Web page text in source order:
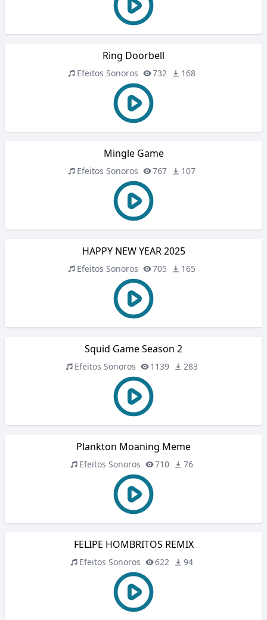
Ring Doorbell
Efeitos Sonoros 732 168
Mingle Game
Efeitos Sonoros 767 107
HAPPY NEW YEAR 2025
Efeitos Sonoros 705 165
Squid Game Season 2
Efeitos Sonoros 1139 283
Plankton Moaning Meme
Efeitos Sonoros 710 76
FELIPE HOMBRITOS REMIX
Efeitos Sonoros 622 94